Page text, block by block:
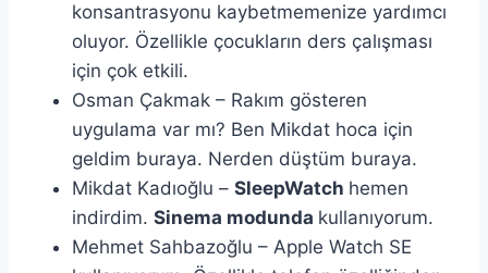
konsantrasyonu kaybetmemenize yardımcı
oluyor. Özellikle çocukların ders çalışması
için çok etkili.
Osman Çakmak – Rakım gösteren
uygulama var mı? Ben Mikdat hoca için
geldim buraya. Nerden düştüm buraya.
Mikdat Kadıoğlu – SleepWatch hemen
indirdim. Sinema modunda kullanıyorum.
Mehmet Sahbazoğlu – Apple Watch SE